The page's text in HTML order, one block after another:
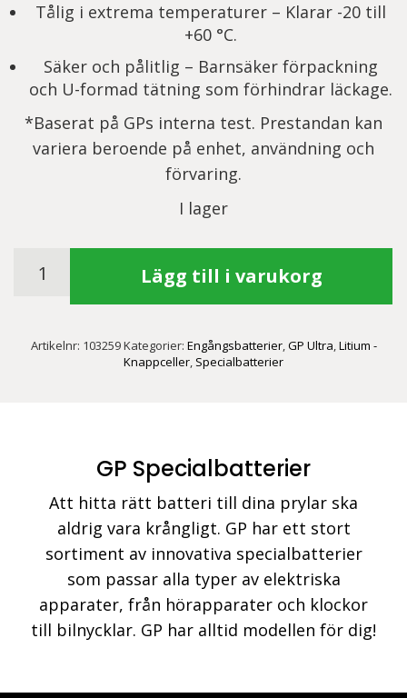
Tålig i extrema temperaturer – Klarar -20 till
+60 °C.
Säker och pålitlig – Barnsäker förpackning
och U-formad tätning som förhindrar läckage.
*Baserat på GPs interna test. Prestandan kan
variera beroende på enhet, användning och
förvaring.
I lager
Ultra
Lithium
CR2450,
4-
Lägg till i varukorg
Artikelnr: 103259Kategorier: Engångsbatterier,GP Ultra,Litium -
Knappceller, Specialbatterier
GP Specialbatterier
Att hitta rätt batteri till dina prylar ska
aldrig vara krångligt. GP har ett stort
sortiment av innovativa specialbatterier
som passar alla typer av elektriska
apparater, från hörapparater och klockor
till bilnycklar. GP har alltid modellen för dig!